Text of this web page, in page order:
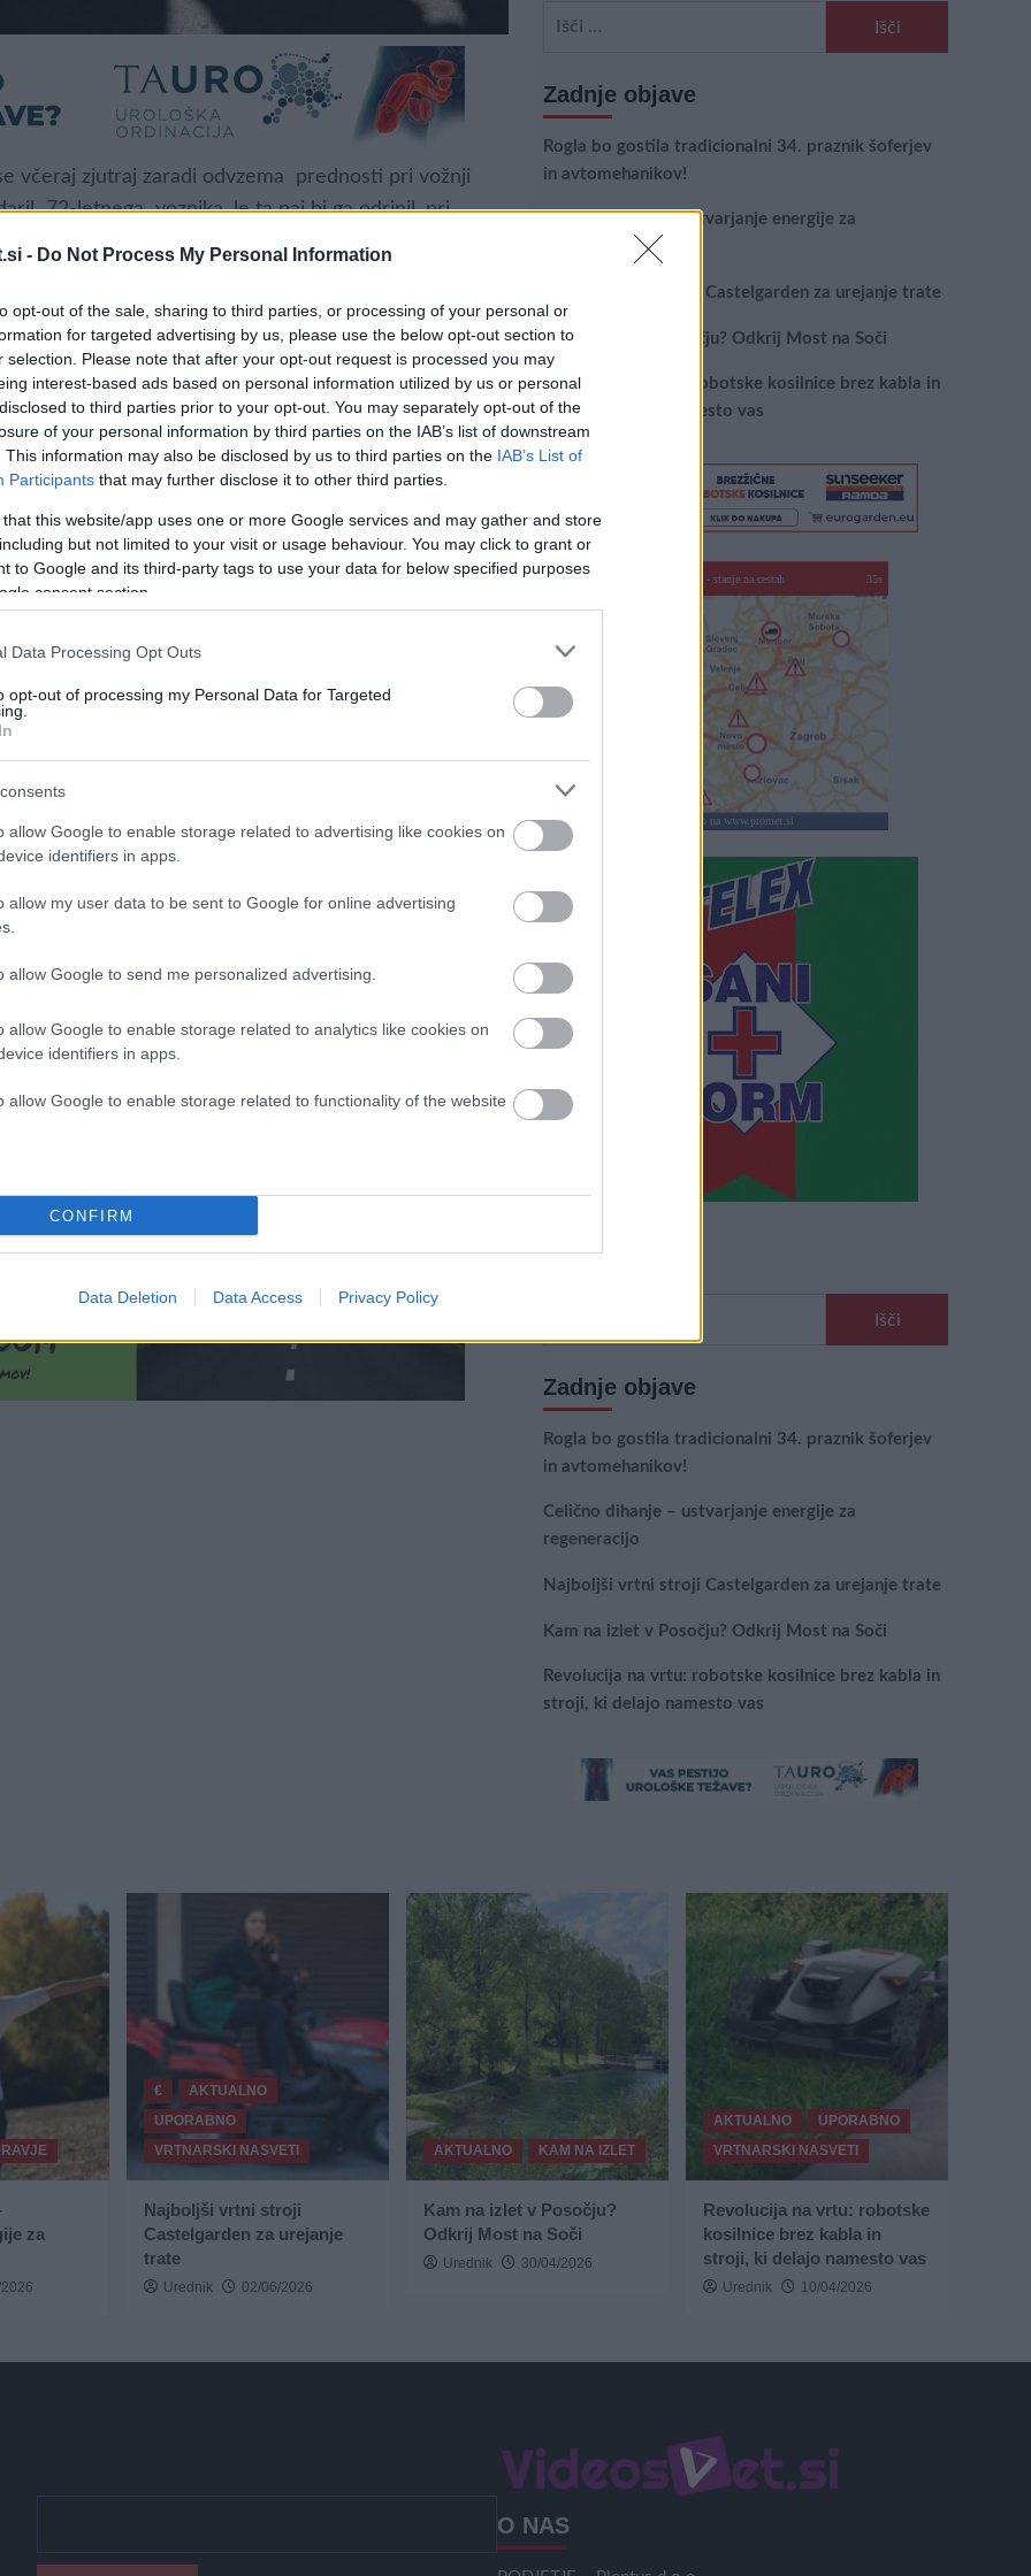
- Do Not Process My Personal Information
opt-out of the sale, sharing to third parties, or processing of your personal or
for targeted advertising by us, please use the below opt-out section to
selection. Please note that after your opt-out request is processed you may
interest-based ads based on personal information utilized by us or personal
to third parties prior to your opt-out. You may separately opt-out of the
of your personal information by third parties on the IAB’s list of downstream
This information may also be disclosed by us to third parties on the IAB’s List of
Participants that may further disclose it to other third parties.
that this website/app uses one or more Google services and may gather and store
but not limited to your visit or usage behaviour. You may click to grant or
to Google and its third-party tags to use your data for below specified purposes
consent section.
Data Processing Opt Outs
opt-out of processing my Personal Data for Targeted
allow Google to enable storage related to advertising like cookies on
identifiers in apps.
allow my user data to be sent to Google for online advertising
allow Google to send me personalized advertising.
allow Google to enable storage related to analytics like cookies on
identifiers in apps.
allow Google to enable storage related to functionality of the website
CONFIRM
Data Deletion Data Access Privacy Policy
včeraj zjutraj zaradi odvzema prednosti pri vožnji
72-letnega voznika, le ta naj bi ga odrinil, pri
poškodoval, so sporočili s PU Celje.
ŠOKANTNO: Bolgara v tovornjaku tihotapila 70
beguncev! #video
vlade?
03/04/2026
začela”
Zadnje objave
Rogla bo gostila tradicionalni 34. praznik šoferjev
in avtomehanikov!
Celično dihanje – ustvarjanje energije za
regeneracijo
Najboljši vrtni stroji Castelgarden za urejanje trate
Kam na izlet v Posočju? Odkrij Most na Soči
Revolucija na vrtu: robotske kosilnice brez kabla in
stroji, ki delajo namesto vas
SLO - stanje na cestah 35s
klikni za vstop na www.promet.si
Išči
Zadnje objave
Rogla bo gostila tradicionalni 34. praznik šoferjev
in avtomehanikov!
Celično dihanje – ustvarjanje energije za
regeneracijo
Najboljši vrtni stroji Castelgarden za urejanje trate
Kam na izlet v Posočju? Odkrij Most na Soči
Revolucija na vrtu: robotske kosilnice brez kabla in
stroji, ki delajo namesto vas
za
€
AKTUALNO
UPORABNO
VRTNARSKI NASVETI
Najboljši vrtni stroji
Castelgarden za urejanje
trate
Urednik 02/06/2026
AKTUALNO KAM NA IZLET
Kam na izlet v Posočju?
Odkrij Most na Soči
Urednik 30/04/2026
AKTUALNO
UPORABNO
VRTNARSKI NASVETI
Revolucija na vrtu: robotske
kosilnice brez kabla in
stroji, ki delajo namesto vas
Urednik 10/04/2026
O NAS